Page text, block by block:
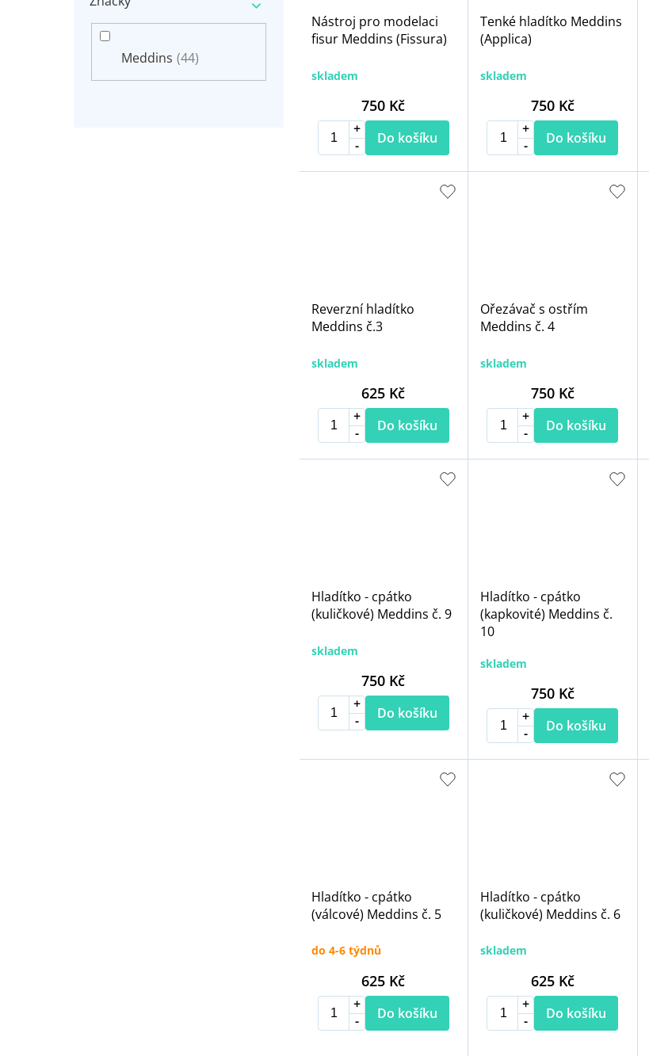
Meddins (44)
Nástroj pro modelaci
fisur Meddins (Fissura)
skladem
750 Kč
Do košíku
Tenké hladítko Meddins
(Applica)
skladem
750 Kč
Do košíku
Reverzní hladítko
Meddins č.3
skladem
625 Kč
Do košíku
Ořezávač s ostřím
Meddins č. 4
skladem
750 Kč
Do košíku
Hladítko - cpátko
(kuličkové) Meddins č. 9
skladem
750 Kč
Do košíku
Hladítko - cpátko
(kapkovité) Meddins č.
10
skladem
750 Kč
Do košíku
Hladítko - cpátko
(válcové) Meddins č. 5
do 4-6 týdnů
625 Kč
Do košíku
Hladítko - cpátko
(kuličkové) Meddins č. 6
skladem
625 Kč
Do košíku